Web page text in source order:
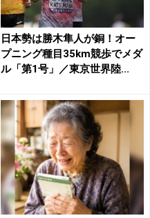
日本勢は勝木隼人が銅！オー
プニング種目35km競歩でメダ
ル「第1号」／東京世界陸...